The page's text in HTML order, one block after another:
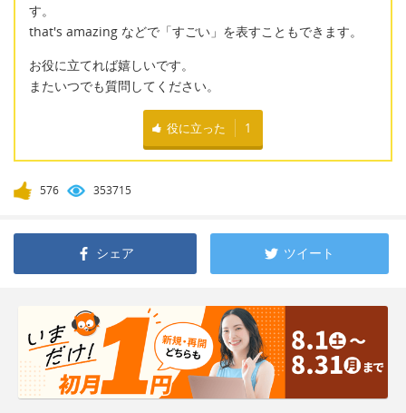
す。
that's amazing などで「すごい」を表すこともできます。
お役に立てれば嬉しいです。
またいつでも質問してください。
役に立った 1
576 353715
シェア ツイート